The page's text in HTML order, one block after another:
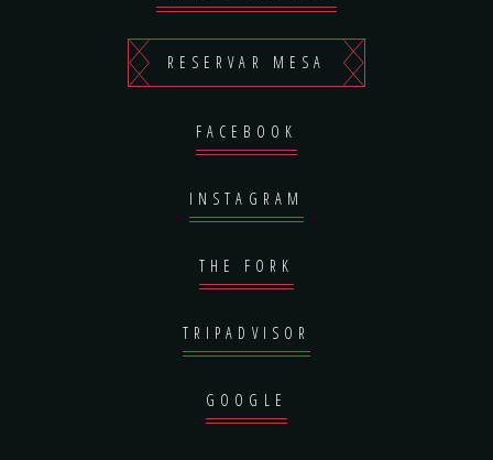
RESERVAR MESA
FACEBOOK
INSTAGRAM
THE FORK
TRIPADVISOR
GOOGLE